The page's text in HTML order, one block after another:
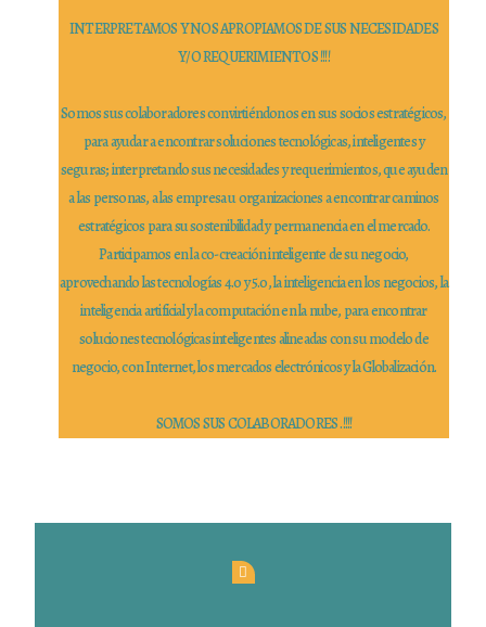
INTERPRETAMOS Y NOS APROPIAMOS DE SUS NECESIDADES
Y/O REQUERIMIENTOS !!!!
Somos sus colaboradores convirtiéndonos en sus socios estratégicos,
para ayudar a encontrar soluciones tecnológicas, inteligentes y
seguras; interpretando sus necesidades y requerimientos, que ayuden
a las personas, a las empresa u organizaciones a encontrar caminos
estratégicos para su sostenibilidad y permanencia en el mercado.
Participamos en la co-creación inteligente de su negocio,
aprovechando las tecnologías 4.0 y 5.0, la inteligencia en los negocios, la
inteligencia artificial y la computación en la nube, para encontrar
soluciones tecnológicas inteligentes alineadas con su modelo de
negocio, con Internet, los mercados electrónicos y la Globalización.
SOMOS SUS COLABORADORES .!!!!